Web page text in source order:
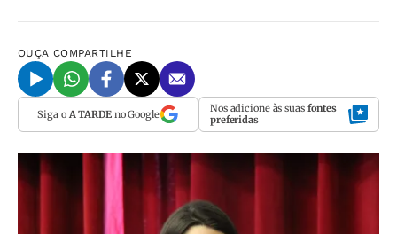
OUÇA COMPARTILHE
Siga o A TARDEno Google Nos adicione às suas fontes
preferidas